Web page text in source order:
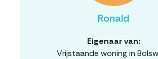
Ronald
Eigenaar van:
Vrijstaande woning in